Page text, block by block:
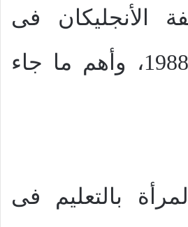
الأنجليكان فى
إنجلتر سنة 1988، وأهم ما جاء
بالتعليم فى